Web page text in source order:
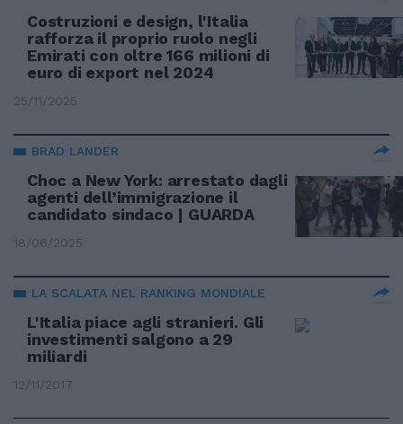
Costruzioni e design, l'Italia
rafforza il proprio ruolo negli
Emirati con oltre 166 milioni di
euro di export nel 2024
25/11/2025
BRAD LANDER
Choc a New York: arrestato dagli
agenti dell’immigrazione il
candidato sindaco | GUARDA
18/06/2025
LA SCALATA NEL RANKING MONDIALE
L'Italia piace agli stranieri. Gli
investimenti salgono a 29
miliardi
12/11/2017